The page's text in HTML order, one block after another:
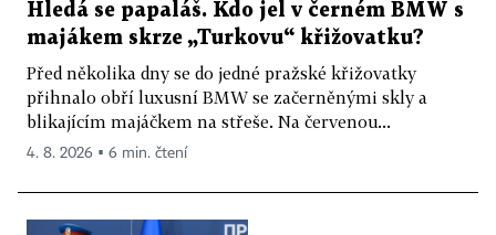
Hledá se papaláš. Kdo jel v černém BMW s
majákem skrze „Turkovu“ křižovatku?
Před několika dny se do jedné pražské křižovatky
přihnalo obří luxusní BMW se začerněnými skly a
blikajícím majáčkem na střeše. Na červenou...
4. 8. 2026 ▪ 6 min. čtení